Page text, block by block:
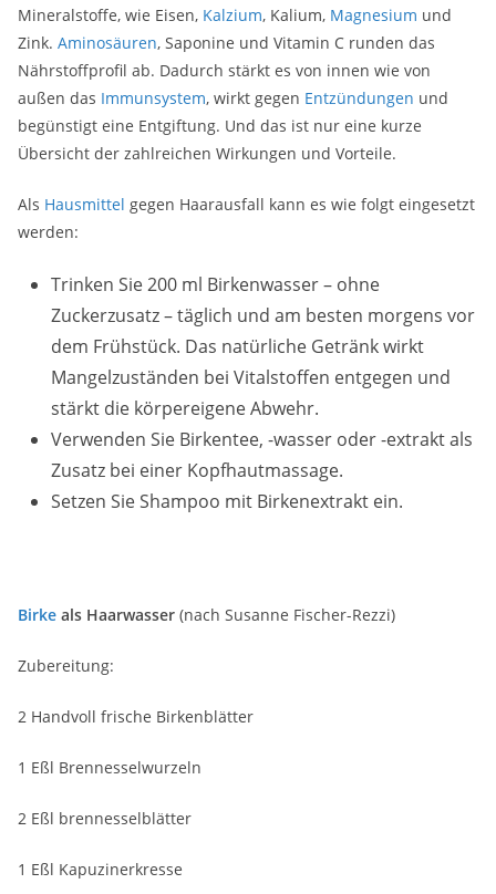
Mineralstoffe, wie Eisen, Kalzium, Kalium, Magnesium und
Zink. Aminosäuren, Saponine und Vitamin C runden das
Nährstoffprofil ab. Dadurch stärkt es von innen wie von
außen das Immunsystem, wirkt gegen Entzündungen und
begünstigt eine Entgiftung. Und das ist nur eine kurze
Übersicht der zahlreichen Wirkungen und Vorteile.
Als Hausmittel gegen Haarausfall kann es wie folgt eingesetzt
werden:
Trinken Sie 200 ml Birkenwasser – ohne
Zuckerzusatz – täglich und am besten morgens vor
dem Frühstück. Das natürliche Getränk wirkt
Mangelzuständen bei Vitalstoffen entgegen und
stärkt die körpereigene Abwehr.
Verwenden Sie Birkentee, -wasser oder -extrakt als
Zusatz bei einer Kopfhautmassage.
Setzen Sie Shampoo mit Birkenextrakt ein.
Birke als Haarwasser (nach Susanne Fischer-Rezzi)
Zubereitung:
2 Handvoll frische Birkenblätter
1 Eßl Brennesselwurzeln
2 Eßl brennesselblätter
1 Eßl Kapuzinerkresse